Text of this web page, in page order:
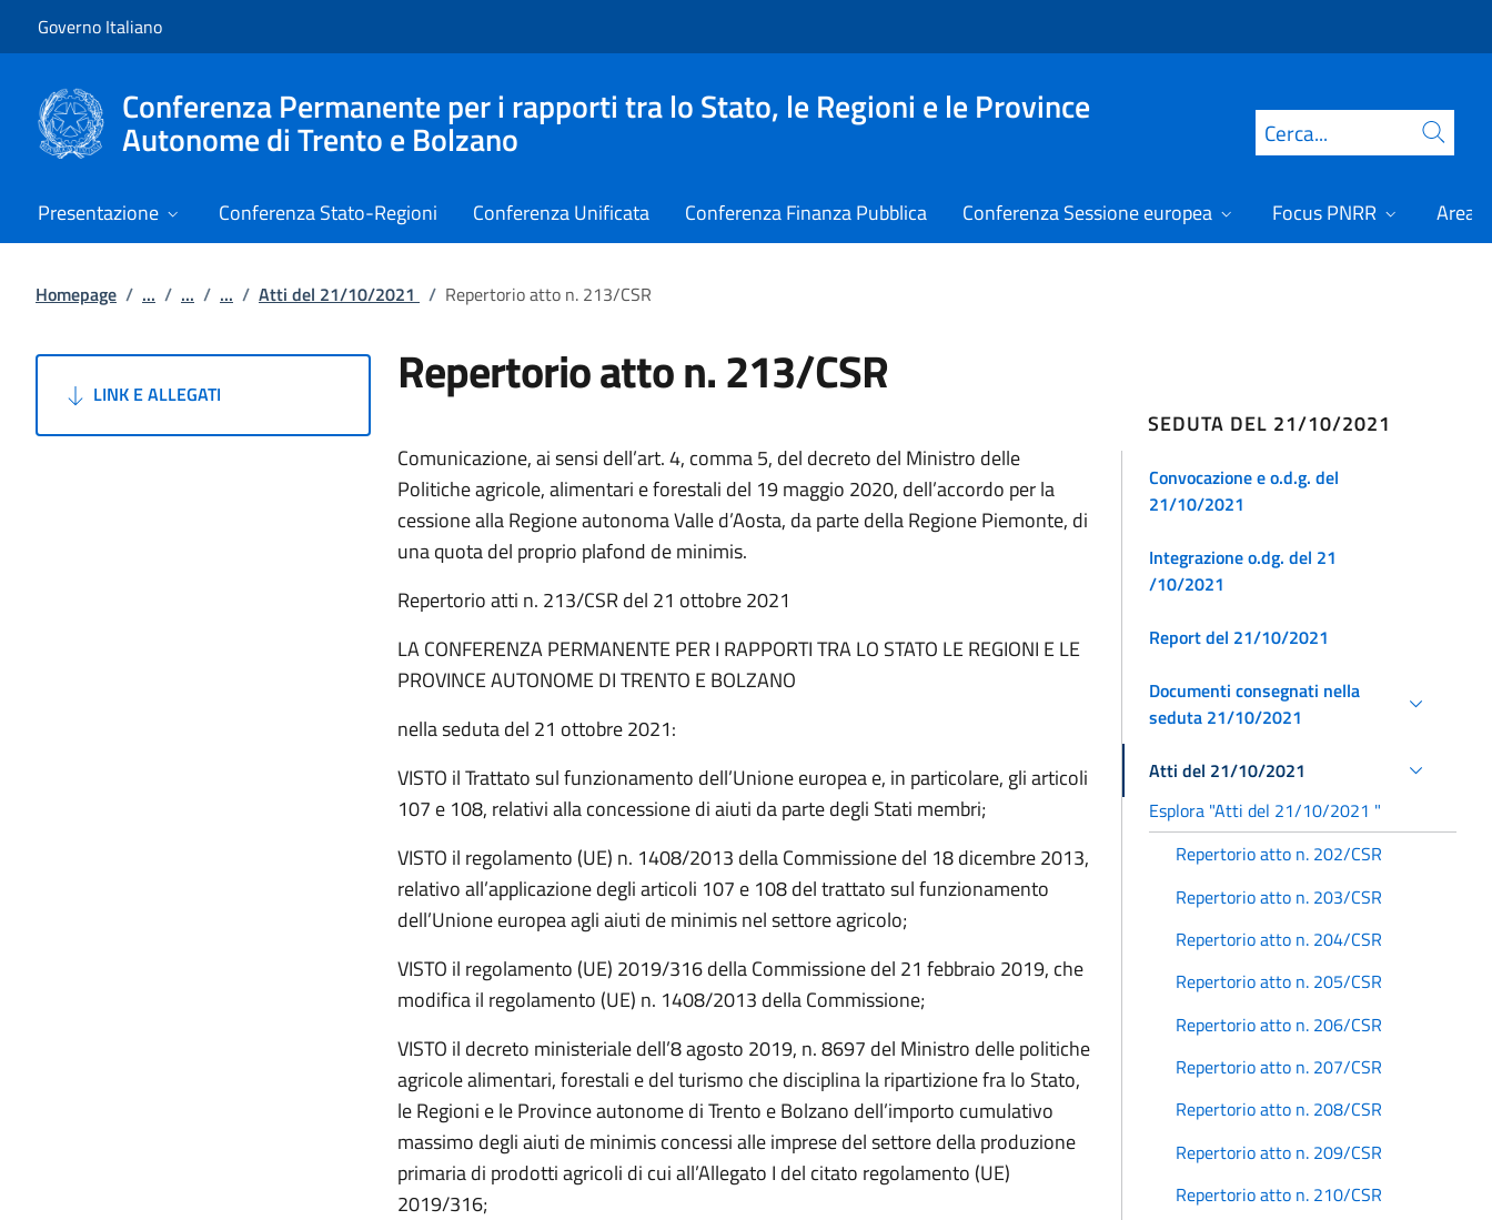
Governo Italiano
Conferenza Permanente per i rapporti tra lo Stato, le Regioni e le Province
Autonome di Trento e Bolzano Cerca
Presentazione Conferenza Stato-Regioni Conferenza Unificata Conferenza Finanza Pubblica Conferenza Sessione europea Focus PNRR Area
Homepage / ... / ... / ... / Atti del 21/10/2021 / Repertorio atto n. 213/CSR
LINK E ALLEGATI Repertorio atto n. 213/CSR
Comunicazione, ai sensi dell’art. 4, comma 5, del decreto del Ministro delle
Politiche agricole, alimentari e forestali del 19 maggio 2020, dell’accordo per la
cessione alla Regione autonoma Valle d’Aosta, da parte della Regione Piemonte, di
una quota del proprio plafond de minimis.
Repertorio atti n. 213/CSR del 21 ottobre 2021
LA CONFERENZA PERMANENTE PER I RAPPORTI TRA LO STATO LE REGIONI E LE
PROVINCE AUTONOME DI TRENTO E BOLZANO
nella seduta del 21 ottobre 2021:
VISTO il Trattato sul funzionamento dell’Unione europea e, in particolare, gli articoli
107 e 108, relativi alla concessione di aiuti da parte degli Stati membri;
VISTO il regolamento (UE) n. 1408/2013 della Commissione del 18 dicembre 2013,
relativo all’applicazione degli articoli 107 e 108 del trattato sul funzionamento
dell’Unione europea agli aiuti de minimis nel settore agricolo;
VISTO il regolamento (UE) 2019/316 della Commissione del 21 febbraio 2019, che
modifica il regolamento (UE) n. 1408/2013 della Commissione;
VISTO il decreto ministeriale dell’8 agosto 2019, n. 8697 del Ministro delle politiche
agricole alimentari, forestali e del turismo che disciplina la ripartizione fra lo Stato,
le Regioni e le Province autonome di Trento e Bolzano dell’importo cumulativo
massimo degli aiuti de minimis concessi alle imprese del settore della produzione
primaria di prodotti agricoli di cui all’Allegato I del citato regolamento (UE)
2019/316;
SEDUTA DEL 21/10/2021
Convocazione e o.d.g. del
21/10/2021
Integrazione o.dg. del 21
/10/2021
Report del 21/10/2021
Documenti consegnati nella
seduta 21/10/2021
Atti del 21/10/2021
Esplora "Atti del 21/10/2021 "
Repertorio atto n. 202/CSR
Repertorio atto n. 203/CSR
Repertorio atto n. 204/CSR
Repertorio atto n. 205/CSR
Repertorio atto n. 206/CSR
Repertorio atto n. 207/CSR
Repertorio atto n. 208/CSR
Repertorio atto n. 209/CSR
Repertorio atto n. 210/CSR